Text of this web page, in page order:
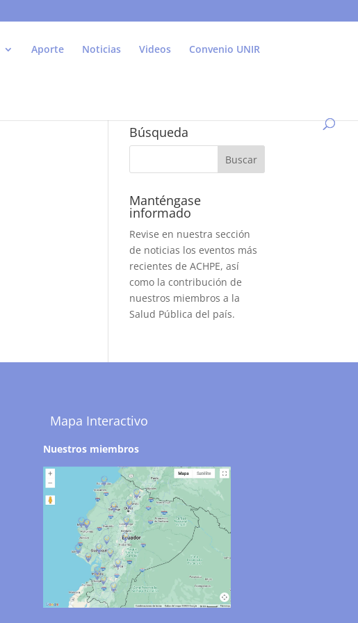
Aporte Noticias Videos Convenio UNIR
Búsqueda
Manténgase
informado
Revise en nuestra sección
de noticias los eventos más
recientes de ACHPE, así
como la contribución de
nuestros miembros a la
Salud Pública del país.
Mapa Interactivo
Nuestros miembros